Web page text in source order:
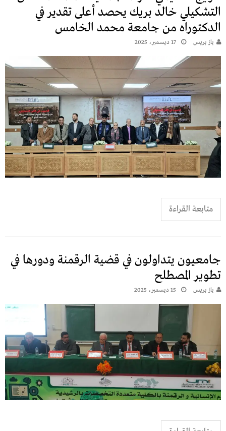
التشكيلي خالد بريك يحصد أعلى تقدير في
الدكتوراه من جامعة محمد الخامس
يـاز بريـس 17 ديسمبر، 2025
متابعة القراءة
جامعيون يتداولون في قضية الرقمنة ودورها في
تطوير المصطلح
يـاز بريـس 15 ديسمبر، 2025